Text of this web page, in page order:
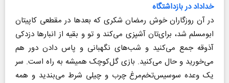
خداداد در بازداشتگاه
در آن روزگاران خوش رمضان ‌شکری که بعدها در مقطعی کاپیتان
ابومسلم شد، برای‌تان آشپزی می‌کند و تو و بقیه از انبارها دزدکی
آذوقه جمع می‌کنید و شب‌های نگهبانی و پاس دادن دور‌ هم
می‌خورید و حال می‌کنید. بازی گل‌کوچک همیشه به راه است. سر
یک وعده سوسیس‌تخم‌مرغ چرب و چیلی شرط می‌بندید و همه